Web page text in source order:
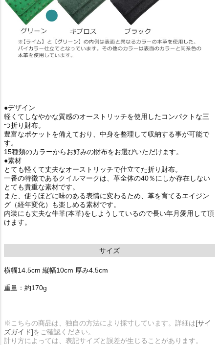
●デザイン
軽くてしなやかな質感のオーストリッチを使用したコンパクトな三
つ折り財布。
豊富なポケットを備えており、中身を整理して収納する事が可能で
す。
15種類のカラーからお好みの財布をお選びいただけます。
●素材
とても軽くて丈夫なオーストリッチで仕立てた折り財布。
一番の特徴であるクイルマークは、革全体の40％にしか存在しない
とても貴重な素材です。
また、使うほどに味のある表情に変わるため、革を育てるエイジン
グ（経年変化）も楽しめる素材です。
内装にも丈夫な牛革(本革)をしようしているので長い年月愛用して頂
けます。
サイズ
横幅14.5cm 縦幅10cm 厚み4.5cm
重量：約170g
※こちらの商品は、独自の方法により採寸しています。詳細は[サイ
ズガイド]をご確認ください。
計り方によっては、表記サイズと誤差が生じることがあります。